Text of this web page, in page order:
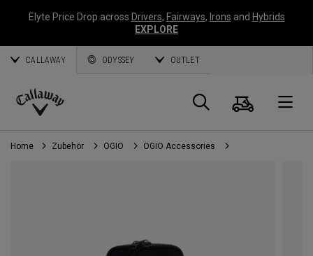
Elyte Price Drop across Drivers, Fairways, Irons and Hybrids
EXPLORE
CALLAWAY ODYSSEY OUTLET
Callaway
Golf
Suche
Home Zubehör OGIO OGIO Accessories